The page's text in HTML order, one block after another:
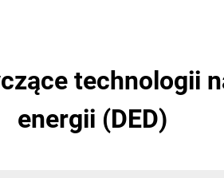
technologii
energii (DED)